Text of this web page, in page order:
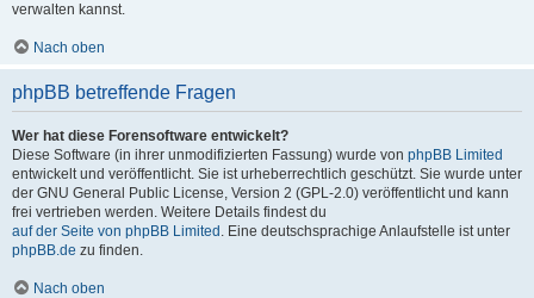
verwalten kannst.
Nach oben
phpBB betreffende Fragen
Wer hat diese Forensoftware entwickelt?
Diese Software (in ihrer unmodifizierten Fassung) wurde von phpBB Limited
entwickelt und veröffentlicht. Sie ist urheberrechtlich geschützt. Sie wurde unter
der GNU General Public License, Version 2 (GPL-2.0) veröffentlicht und kann
frei vertrieben werden. Weitere Details findest du
auf der Seite von phpBB Limited . Eine deutschsprachige Anlaufstelle ist unter
phpBB.de zu finden.
Nach oben